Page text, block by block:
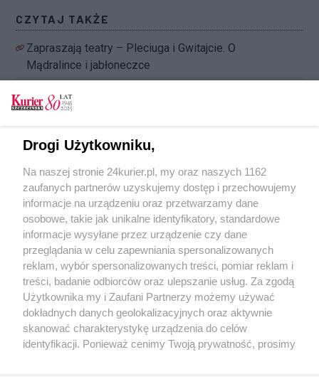
CZYTAJ TAKŻE
Zapraszają teatry – Pleciuga i Gwitajcie. O
Mądralince i jabłoneczce
według Augustynowicz
Jazz online. Pandemia a kariery muzyków
Jak piątek to... impro. Dobra zabawa
gwarantowana!
POGODA
19℃
Zobacz prognozę na 3 dni
Drogi Użytkowniku,
Na naszej stronie 24kurier.pl, my oraz naszych 1162
zaufanych partnerów uzyskujemy dostęp i przechowujemy
informacje na urządzeniu oraz przetwarzamy dane
osobowe, takie jak unikalne identyfikatory, standardowe
informacje wysyłane przez urządzenie czy dane
przeglądania w celu zapewniania spersonalizowanych
reklam, wybór spersonalizowanych treści, pomiar reklam i
treści, badanie odbiorców oraz ulepszanie usług. Za zgodą
Użytkownika my i Zaufani Partnerzy możemy używać
dokładnych danych geolokalizacyjnych oraz aktywnie
skanować charakterystykę urządzenia do celów
identyfikacji. Ponieważ cenimy Twoją prywatność, prosimy